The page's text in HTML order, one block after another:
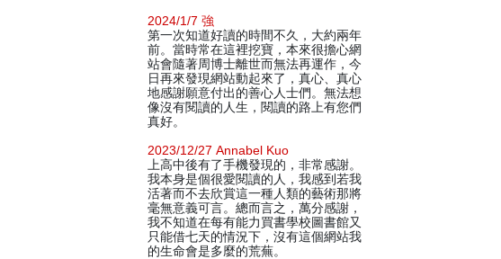
2024/1/7 強
第一次知道好讀的時間不久，大約兩年
前。當時常在這裡挖寶，本來很擔心網
站會隨著周博士離世而無法再運作，今
日再來發現網站動起來了，真心、真心
地感謝願意付出的善心人士們。無法想
像沒有閱讀的人生，閱讀的路上有您們
真好。
2023/12/27 Annabel Kuo
上高中後有了手機發現的，非常感謝。
我本身是個很愛閱讀的人，我感到若我
活著而不去欣賞這一種人類的藝術那將
毫無意義可言。總而言之，萬分感謝，
我不知道在每有能力買書學校圖書館又
只能借七天的情況下，沒有這個網站我
的生命會是多麼的荒蕪。